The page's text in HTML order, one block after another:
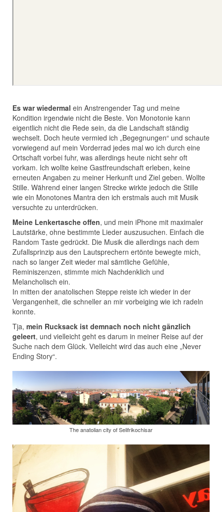
Es war wiedermal ein Anstrengender Tag und meine
Kondition irgendwie nicht die Beste. Von Monotonie kann
eigentlich nicht die Rede sein, da die Landschaft ständig
wechselt. Doch heute vermied ich „Begegnungen“ und schaute
vorwiegend auf mein Vorderrad jedes mal wo ich durch eine
Ortschaft vorbei fuhr, was allerdings heute nicht sehr oft
vorkam. Ich wollte keine Gastfreundschaft erleben, keine
erneuten Angaben zu meiner Herkunft und Ziel geben. Wollte
Stille. Während einer langen Strecke wirkte jedoch die Stille
wie ein Monotones Mantra den ich erstmals auch mit Musik
versuchte zu unterdrücken.
Meine Lenkertasche offen, und mein iPhone mit maximaler
Lautstärke, ohne bestimmte Lieder auszusuchen. Einfach die
Random Taste gedrückt. Die Musik die allerdings nach dem
Zufallsprinzip aus den Lautsprechern ertönte bewegte mich,
nach so langer Zeit wieder mal sämtliche Gefühle,
Reminiszenzen, stimmte mich Nachdenklich und
Melancholisch ein.
In mitten der anatolischen Steppe reiste ich wieder in der
Vergangenheit, die schneller an mir vorbeiging wie ich radeln
konnte.
Tja, mein Rucksack ist demnach noch nicht gänzlich
geleert, und vielleicht geht es darum in meiner Reise auf der
Suche nach dem Glück. Vielleicht wird das auch eine „Never
Ending Story“.
The anatolian city of Selifrikochisar